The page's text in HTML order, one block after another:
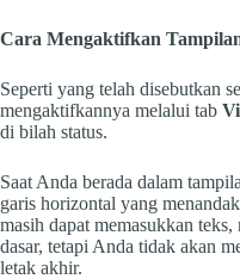
Cara Mengaktifkan
Seperti yang telah disebutkan
mengaktifkannya melalui tab
di bilah status.
Saat Anda berada dalam
garis horizontal yang
masih dapat memasukkan
dasar, tetapi Anda tidak akan
letak akhir.